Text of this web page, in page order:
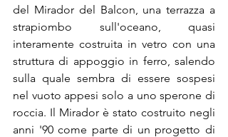
del Mirador del Balcon, una terrazza a
strapiombo sull'oceano, quasi
interamente costruita in vetro con una
struttura di appoggio in ferro, salendo
sulla quale sembra di essere sospesi
nel vuoto appesi solo a uno sperone di
roccia. Il Mirador è stato costruito negli
anni '90 come parte di un progetto di